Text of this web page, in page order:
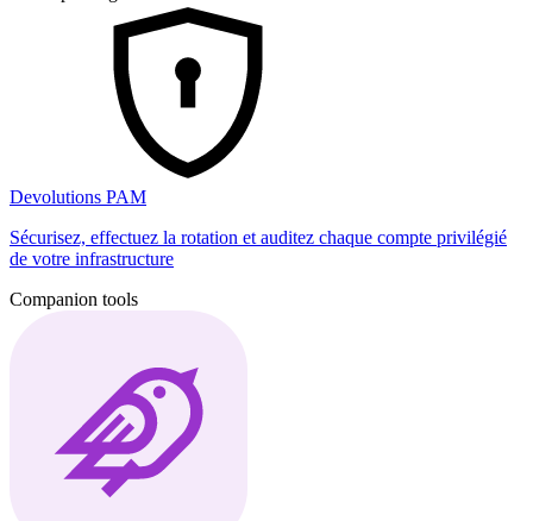
Devolutions PAM
Sécurisez, effectuez la rotation et auditez chaque compte privilégié
de votre infrastructure
Companion tools